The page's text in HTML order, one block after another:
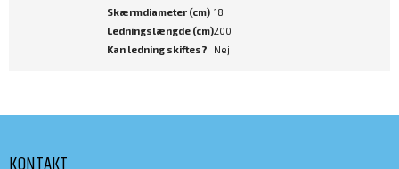
Skærmdiameter (cm) 18
Ledningslængde (cm)200
Kan ledning skiftes?
Nej